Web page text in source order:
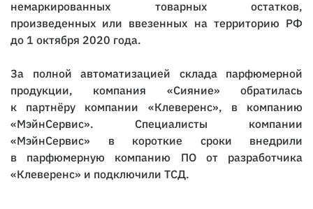
немаркированных товарных остатков,
произведенных или ввезенных на территорию РФ
до 1 октября 2020 года.
За полной автоматизацией склада парфюмерной
продукции, компания «Сияние» обратилась
к партнёру компании «Клеверенс», в компанию
«МэйнСервис». Специалисты компании
«МэйнСервис» в короткие сроки внедрили
в парфюмерную компанию ПО от разработчика
«Клеверенс» и подключили ТСД.